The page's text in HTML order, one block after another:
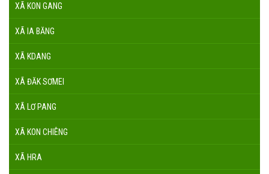
XÃ KON GANG
XÃ IA BĂNG
XÃ KDANG
XÃ ĐĂK SƠMEI
XÃ LƠ PANG
XÃ KON CHIÊNG
XÃ HRA